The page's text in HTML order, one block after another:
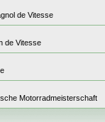
de Vitesse
de Vitesse
Motorradmeisterschaft